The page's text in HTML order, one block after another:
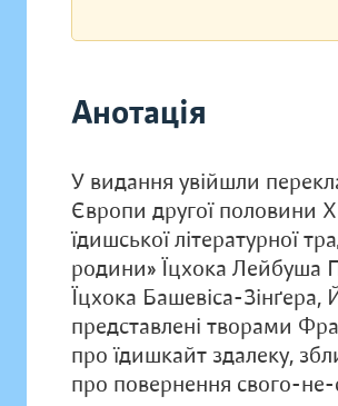
Анотація
У видання увійшли
Європи другої половини
їдишської літературної
родини» Їцхока Лейбуша
Їцхока Башевіса-Зінґера,
представлені творами
про їдишкайт здалеку,
про повернення свого-не-